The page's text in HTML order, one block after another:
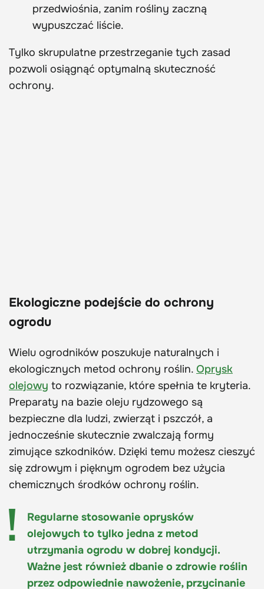
przedwiośnia, zanim rośliny zaczną
wypuszczać liście.
Tylko skrupulatne przestrzeganie tych zasad
pozwoli osiągnąć optymalną skuteczność
ochrony.
Ekologiczne podejście do ochrony
ogrodu
Wielu ogrodników poszukuje naturalnych i
ekologicznych metod ochrony roślin. Oprysk
olejowy to rozwiązanie, które spełnia te kryteria.
Preparaty na bazie oleju rydzowego są
bezpieczne dla ludzi, zwierząt i pszczół, a
jednocześnie skutecznie zwalczają formy
zimujące szkodników. Dzięki temu możesz cieszyć
się zdrowym i pięknym ogrodem bez użycia
chemicznych środków ochrony roślin.
Regularne stosowanie oprysków
olejowych to tylko jedna z metod
utrzymania ogrodu w dobrej kondycji.
Ważne jest również dbanie o zdrowie roślin
przez odpowiednie nawożenie, przycinanie